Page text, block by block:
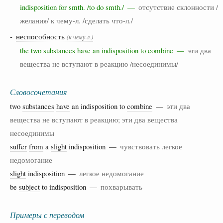
indisposition for smth. /to do smth./ — отсутствие склонности /
желания/ к чему-л. /сделать что-л./
- неспособность (к чему-л.)
the two substances have an indisposition to combine — эти два
вещества не вступают в реакцию /несоединимы/
Словосочетания
two substances have an indisposition to combine — эти два
вещества не вступают в реакцию; эти два вещества
несоединимы
suffer from a slight indisposition — чувствовать легкое
недомогание
slight indisposition — легкое недомогание
be subject to indisposition — похварывать
Примеры с переводом